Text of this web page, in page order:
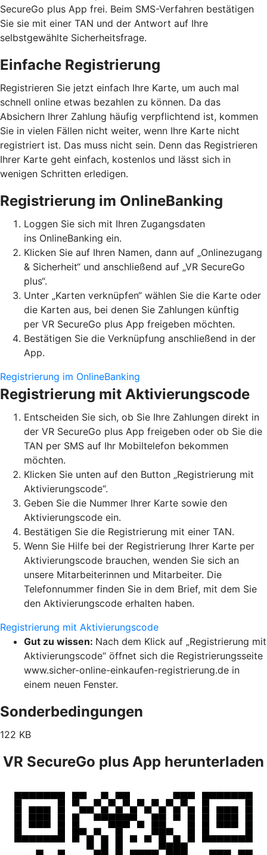
SecureGo plus App frei. Beim SMS-Verfahren bestätigen
Sie sie mit einer TAN und der Antwort auf Ihre
selbstgewählte Sicherheitsfrage.
Einfache Registrierung
Registrieren Sie jetzt einfach Ihre Karte, um auch mal
schnell online etwas bezahlen zu können. Da das
Absichern Ihrer Zahlung häufig verpflichtend ist, kommen
Sie in vielen Fällen nicht weiter, wenn Ihre Karte nicht
registriert ist. Das muss nicht sein. Denn das Registrieren
Ihrer Karte geht einfach, kostenlos und lässt sich in
wenigen Schritten erledigen.
Registrierung im OnlineBanking
Loggen Sie sich mit Ihren Zugangsdaten
ins OnlineBanking ein.
Klicken Sie auf Ihren Namen, dann auf „Onlinezugang
& Sicherheit“ und anschließend auf „VR SecureGo
plus“.
Unter „Karten verknüpfen“ wählen Sie die Karte oder
die Karten aus, bei denen Sie Zahlungen künftig
per VR SecureGo plus App freigeben möchten.
Bestätigen Sie die Verknüpfung anschließend in der
App.
Registrierung im OnlineBanking
Registrierung mit Aktivierungscode
Entscheiden Sie sich, ob Sie Ihre Zahlungen direkt in
der VR SecureGo plus App freigeben oder ob Sie die
TAN per SMS auf Ihr Mobiltelefon bekommen
möchten.
Klicken Sie unten auf den Button „Registrierung mit
Aktivierungscode“.
Geben Sie die Nummer Ihrer Karte sowie den
Aktivierungscode ein.
Bestätigen Sie die Registrierung mit einer TAN.
Wenn Sie Hilfe bei der Registrierung Ihrer Karte per
Aktivierungscode brauchen, wenden Sie sich an
unsere Mitarbeiterinnen und Mitarbeiter. Die
Telefonnummer finden Sie in dem Brief, mit dem Sie
den Aktivierungscode erhalten haben.
Registrierung mit Aktivierungscode
Gut zu wissen: Nach dem Klick auf „Registrierung mit
Aktivierungscode“ öffnet sich die Registrierungsseite
www.sicher-online-einkaufen-registrierung.de in
einem neuen Fenster.
Sonderbedingungen
122 KB
VR SecureGo plus App herunterladen